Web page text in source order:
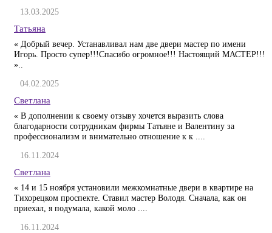
13.03.2025
Татьяна
« Добрый вечер. Устанавливал нам две двери мастер по имени
Игорь. Просто супер!!!Спасибо огромное!!! Настоящий МАСТЕР!!!
»..
04.02.2025
Светлана
« В дополнении к своему отзыву хочется выразить слова
благодарности сотрудникам фирмы Татьяне и Валентину за
профессионализм и внимательно отношение к к ....
16.11.2024
Светлана
« 14 и 15 ноября установили межкомнатные двери в квартире на
Тихорецком проспекте. Ставил мастер Володя. Сначала, как он
приехал, я подумала, какой моло ....
16.11.2024